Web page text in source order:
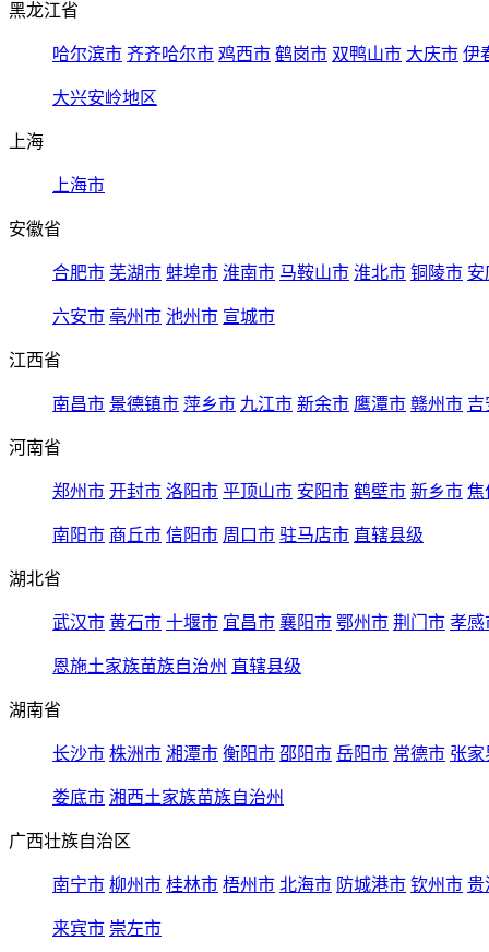
黑龙江省
哈尔滨市 齐齐哈尔市 鸡西市 鹤岗市 双鸭山市 大庆市 伊
大兴安岭地区
上海
上海市
安徽省
合肥市 芜湖市 蚌埠市 淮南市 马鞍山市 淮北市 铜陵市 安
六安市 亳州市 池州市 宣城市
江西省
南昌市 景德镇市 萍乡市 九江市 新余市 鹰潭市 赣州市 吉
河南省
郑州市 开封市 洛阳市 平顶山市 安阳市 鹤壁市 新乡市 焦
南阳市 商丘市 信阳市 周口市 驻马店市 直辖县级
湖北省
武汉市 黄石市 十堰市 宜昌市 襄阳市 鄂州市 荆门市 孝感
恩施土家族苗族自治州 直辖县级
湖南省
长沙市 株洲市 湘潭市 衡阳市 邵阳市 岳阳市 常德市 张家
娄底市 湘西土家族苗族自治州
广西壮族自治区
南宁市 柳州市 桂林市 梧州市 北海市 防城港市 钦州市 贵
来宾市 崇左市